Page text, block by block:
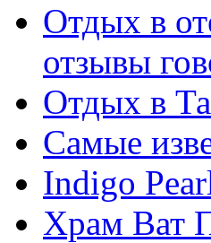
Отдых в
отзывы
Отдых в
Самые
Indigo
Храм Ват